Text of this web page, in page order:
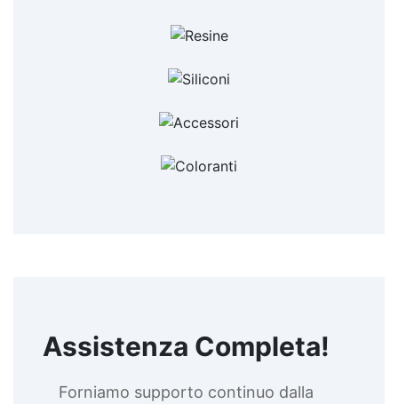
Assistenza Completa!
Forniamo supporto continuo dalla